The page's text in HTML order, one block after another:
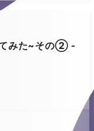
みた~その② -